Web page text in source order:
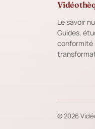
Le savoir
Guides,
conformité
© 2026